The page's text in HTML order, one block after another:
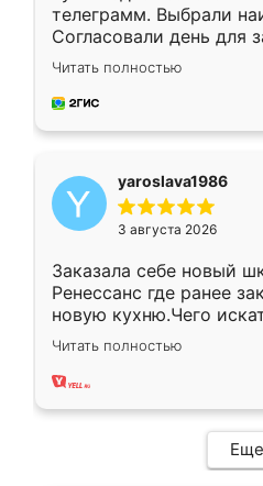
телеграмм. Выбрали
Согласовали день для
недели кухня была уже
довольны работой.
мебель за
Читать полностью
yaroslava1986
3 августа 2026
Заказала себе новый
Ренессанс где ранее
новую кухню.Чего
вполне довольна.
два года, нареканий нет.
Читать полностью
Еще